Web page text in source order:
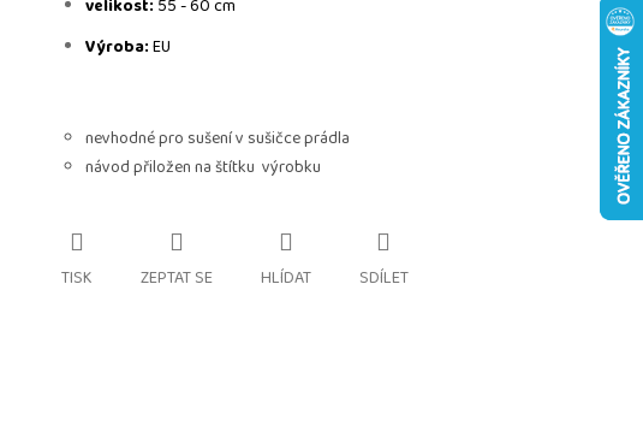
velikost: 55 - 60 cm
Výroba:EU
nevhodné pro sušení v sušičce prádla
návod přiložen na štítku výrobku
TISK ZEPTAT SE HLÍDAT SDÍLET